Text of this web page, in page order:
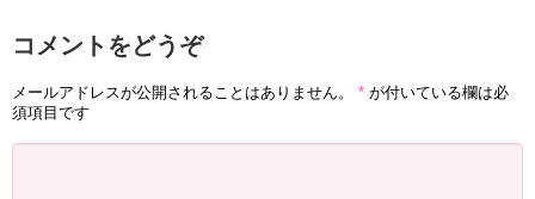
コメントをどうぞ
メールアドレスが公開されることはありません。 * が付いている欄は必
須項目です